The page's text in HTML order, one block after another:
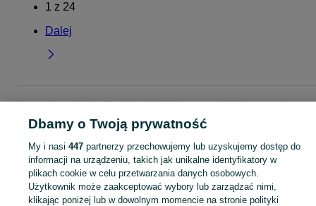
1 z 24
Dalej
Strona główna Moda Torby i torebki Torby na ramię
Torby na ramię -
Wielkopolskie
Torby na ramię - Piła
KATEGORIA
Szeroki wybór toreb na ramię Piła ▶️ skórzane, materiałowe, duże i casualowe ✅ Nowe i używane w atrakcyjnych cenach ✌ Znajdź oferty na OLX.pl! Zobacz
Dbamy o Twoją prywatność
My i nasi 447partnerzy przechowujemy lub uzyskujemy dostęp do
informacji na urządzeniu, takich jak unikalne identyfikatory w
plikach cookie w celu przetwarzania danych osobowych.
Użytkownik może zaakceptować wybory lub zarządzać nimi,
klikając poniżej lub w dowolnym momencie na stronie polityki